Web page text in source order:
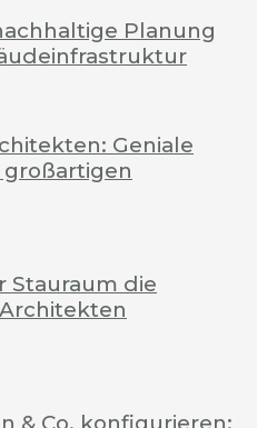
Planung
Geniale
großartigen
Stauraum die